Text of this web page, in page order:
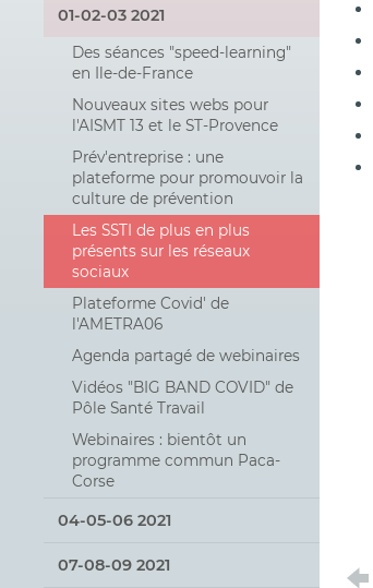
01-02-03 2021
Des séances "speed-learning"
en Ile-de-France
Nouveaux sites webs pour
l'AISMT 13 et le ST-Provence
Prév'entreprise : une
plateforme pour promouvoir la
culture de prévention
Les SSTI de plus en plus
présents sur les réseaux
sociaux
Plateforme Covid' de
l'AMETRA06
Agenda partagé de webinaires
Vidéos "BIG BAND COVID" de
Pôle Santé Travail
Webinaires : bientôt un
programme commun Paca-
Corse
04-05-06 2021
07-08-09 2021